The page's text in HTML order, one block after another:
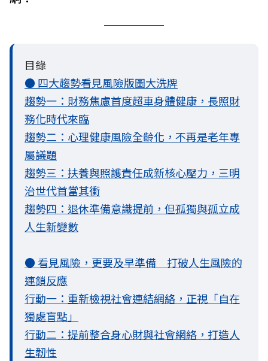
目錄
● 四大趨勢看見風險版圖大洗牌
趨勢一：財務焦慮首度超車身體健康，長照財
務化時代來臨
趨勢二：心理健康風險全齡化，不再是老年專
屬議題
趨勢三：扶養與照護責任成新核心壓力，三明
治世代首當其衝
趨勢四：退休準備意識提前，但孤獨與孤立成
人生新變數
● 看見風險，更要及早準備 打破人生風險的
連鎖反應
行動一：重新檢視社會連結網絡，正視「自在
獨處盲點」
行動二：提前整合身心財與社會網絡，打造人
生韌性